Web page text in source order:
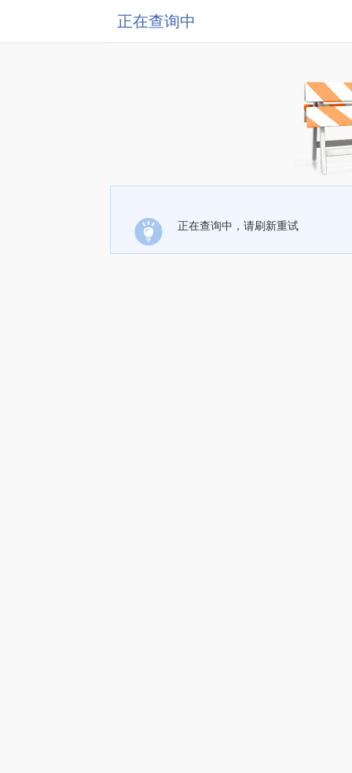
正在查询中
正在查询中，请刷新重试